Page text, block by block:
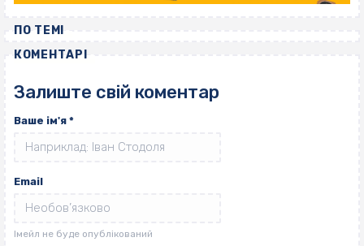
ПО ТЕМІ
КОМЕНТАРІ
Залиште свій коментар
Ваше ім'я *
Email